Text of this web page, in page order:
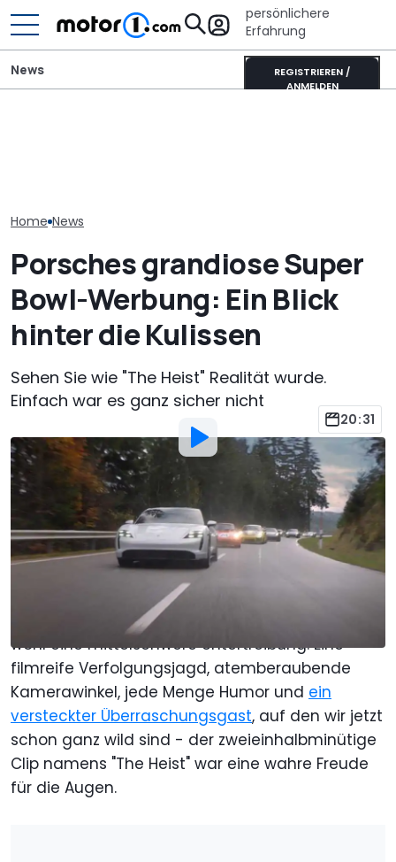
persönlichere
Erfahrung
REGISTRIEREN /
ANMELDEN
News
Home News
Porsches grandiose Super
Bowl-Werbung: Ein Blick
hinter die Kulissen
Sehen Sie wie "The Heist" Realität wurde.
Einfach war es ganz sicher nicht
20:31
Von:Stefan Wagner
3. Feb. 2020um 11:07 Uhr
Als bevorzugte Quelle Motor1.com
auf Google hinzufügen
Zu behaupten, dassPorsche
mit seiner Super
Bowl-Werbung Eindruck hinterlassen hat, wäre
wohl eine mittelschwere Untertreibung. Eine
filmreife Verfolgungsjagd, atemberaubende
Kamerawinkel, jede Menge Humor und ein
versteckter Überraschungsgast, auf den wir jetzt
schon ganz wild sind - der zweieinhalbminütige
Clip namens "The Heist" war eine wahre Freude
für die Augen.